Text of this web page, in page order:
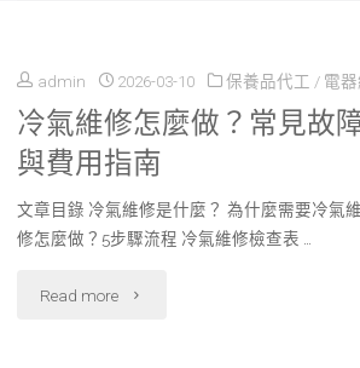
admin 2026-03-10 保養品代工 / 電
冷氣維修怎麼做？常見故
與費用指南
文章目錄 冷氣維修是什麼？ 為什麼需要冷氣
修怎麼做？5步驟流程 冷氣維修檢查表 …
Read more "冷